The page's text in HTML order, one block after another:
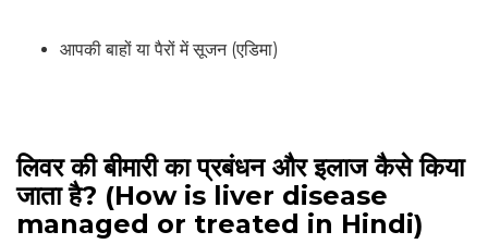
आपकी बाहों या पैरों में सूजन (एडिमा)
लिवर की बीमारी का प्रबंधन और इलाज कैसे किया
जाता है? (How is liver disease
managed or treated in Hindi)